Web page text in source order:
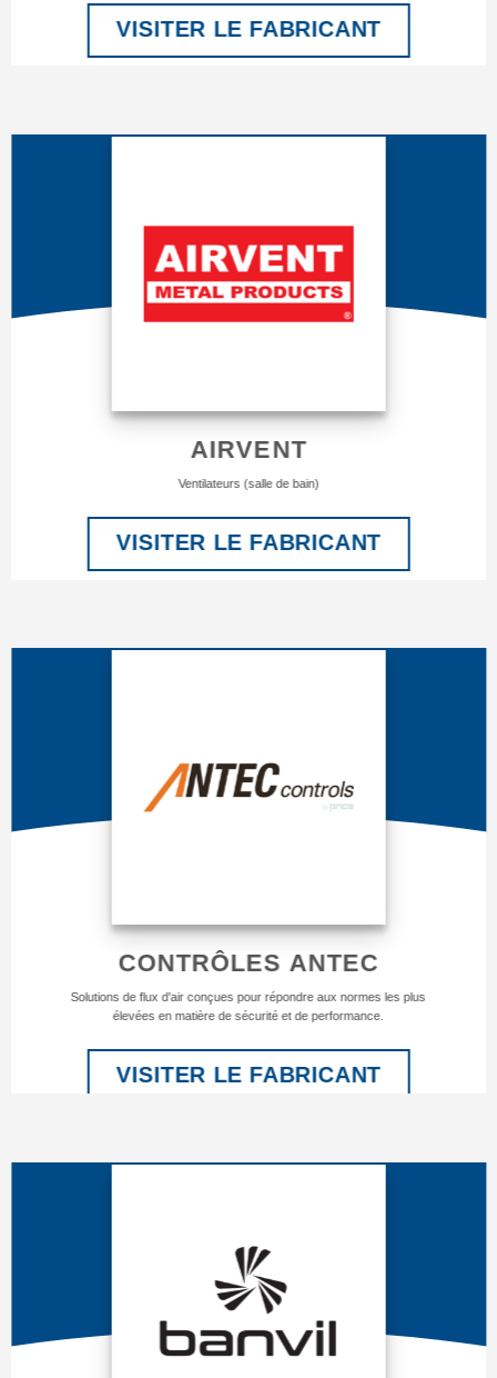
VISITER LE FABRICANT
AIRVENT
Ventilateurs (salle de bain)
VISITER LE FABRICANT
CONTRÔLES ANTEC
Solutions de flux d'air conçues pour répondre aux normes les plus
élevées en matière de sécurité et de performance.
VISITER LE FABRICANT